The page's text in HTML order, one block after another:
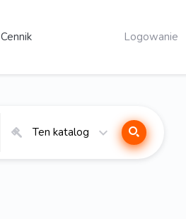
Cennik Logowanie
Ten katalog